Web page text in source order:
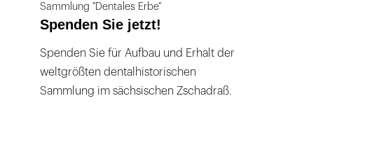
Sammlung "Dentales Erbe"
Spenden Sie jetzt!
Spenden Sie für Aufbau und Erhalt der
weltgrößten dentalhistorischen
Sammlung im sächsischen Zschadraß.